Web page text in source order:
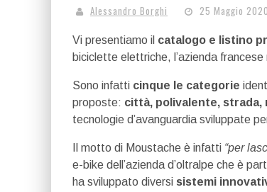
Alessandro Borghi 25 Maggio 2020
Vi presentiamo il catalogo e listino
biciclette elettriche, l’azienda
Sono infatti cinque le categorie
proposte: città, polivalente, strada,
tecnologie d’avanguardia sviluppate
Il motto di Moustache è infatti “per
e-bike dell’azienda d’oltralpe che è
ha sviluppato diversi sistemi